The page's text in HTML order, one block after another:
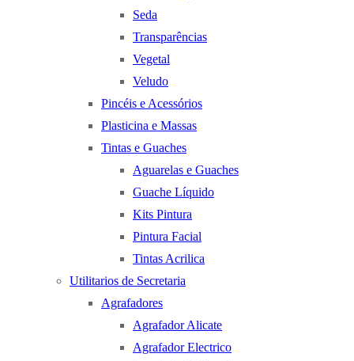
Seda
Transparências
Vegetal
Veludo
Pincéis e Acessórios
Plasticina e Massas
Tintas e Guaches
Aguarelas e Guaches
Guache Líquido
Kits Pintura
Pintura Facial
Tintas Acrilica
Utilitarios de Secretaria
Agrafadores
Agrafador Alicate
Agrafador Electrico